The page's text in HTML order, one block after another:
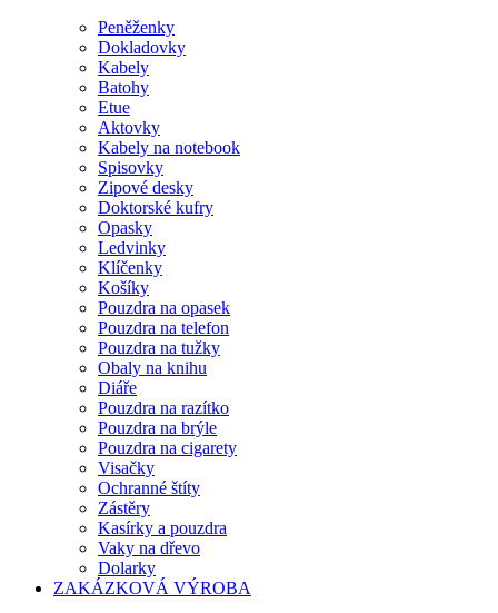
Peněženky
Dokladovky
Kabely
Batohy
Etue
Aktovky
Kabely na notebook
Spisovky
Zipové desky
Doktorské kufry
Opasky
Ledvinky
Klíčenky
Košíky
Pouzdra na opasek
Pouzdra na telefon
Pouzdra na tužky
Obaly na knihu
Diáře
Pouzdra na razítko
Pouzdra na brýle
Pouzdra na cigarety
Visačky
Ochranné štíty
Zástěry
Kasírky a pouzdra
Vaky na dřevo
Dolarky
ZAKÁZKOVÁ VÝROBA